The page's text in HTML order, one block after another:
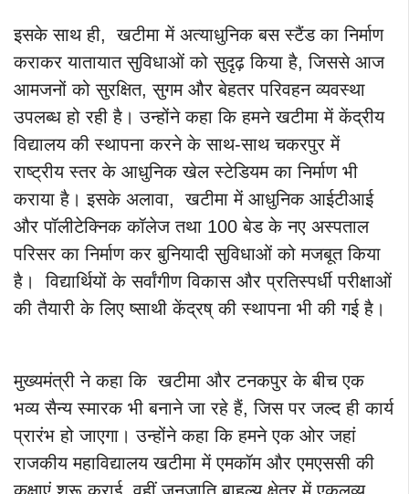
इसके साथ ही, खटीमा में अत्याधुनिक बस स्टैंड का निर्माण
कराकर यातायात सुविधाओं को सुदृढ़ किया है, जिससे आज
आमजनों को सुरक्षित, सुगम और बेहतर परिवहन व्यवस्था
उपलब्ध हो रही है। उन्होंने कहा कि हमने खटीमा में केंद्रीय
विद्यालय की स्थापना करने के साथ-साथ चकरपुर में
राष्ट्रीय स्तर के आधुनिक खेल स्टेडियम का निर्माण भी
कराया है। इसके अलावा, खटीमा में आधुनिक आईटीआई
और पॉलीटेक्निक कॉलेज तथा 100 बेड के नए अस्पताल
परिसर का निर्माण कर बुनियादी सुविधाओं को मजबूत किया
है। विद्यार्थियों के सर्वांगीण विकास और प्रतिस्पर्धी परीक्षाओं
की तैयारी के लिए ष्साथी केंद्रष् की स्थापना भी की गई है।
मुख्यमंत्री ने कहा कि खटीमा और टनकपुर के बीच एक
भव्य सैन्य स्मारक भी बनाने जा रहे हैं, जिस पर जल्द ही कार्य
प्रारंभ हो जाएगा। उन्होंने कहा कि हमने एक ओर जहां
राजकीय महाविद्यालय खटीमा में एमकॉम और एमएससी की
कक्षाएं शुरू कराई, वहीं जनजाति बाहुल्य क्षेत्र में एकलव्य